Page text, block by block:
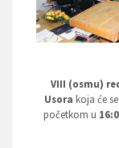
VIII (osmu)
Usora koja će
početkom u